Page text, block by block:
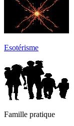
Esotérisme
Famille pratique